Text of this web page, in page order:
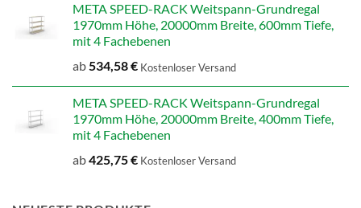
598,99 €479,19 €.
META SPEED-RACK Weitspann-Grundregal
1970mm Höhe, 20000mm Breite, 600mm Tiefe,
mit 4 Fachebenen
ab534,58€ Kostenloser Versand
META SPEED-RACK Weitspann-Grundregal
1970mm Höhe, 20000mm Breite, 400mm Tiefe,
mit 4 Fachebenen
ab425,75€ Kostenloser Versand